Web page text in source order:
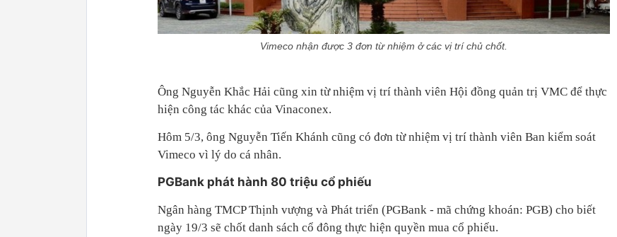
Vimeco nhận được 3 đơn từ nhiệm ở các vị trí chủ chốt.
Ông Nguyễn Khắc Hải cũng xin từ nhiệm vị trí thành viên Hội đồng quản trị VMC để thực
hiện công tác khác của Vinaconex.
Hôm 5/3, ông Nguyễn Tiến Khánh cũng có đơn từ nhiệm vị trí thành viên Ban kiểm soát
Vimeco vì lý do cá nhân.
PGBank phát hành 80 triệu cổ phiếu
Ngân hàng TMCP Thịnh vượng và Phát triển (PGBank - mã chứng khoán: PGB) cho biết
ngày 19/3 sẽ chốt danh sách cổ đông thực hiện quyền mua cổ phiếu.